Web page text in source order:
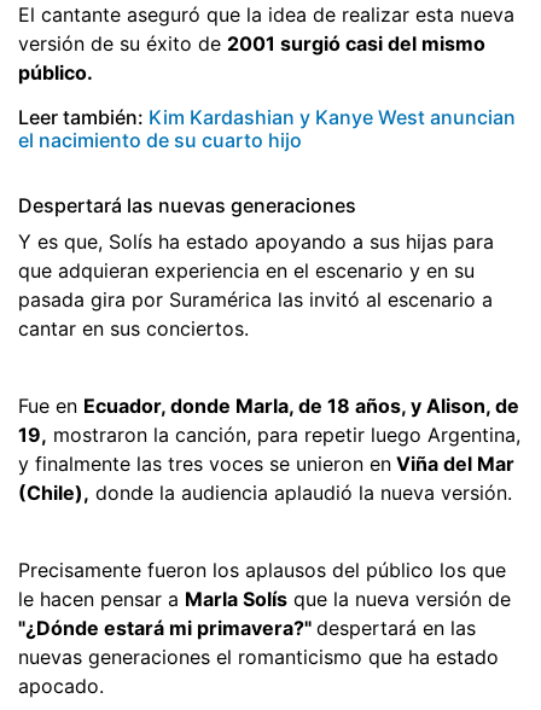
El cantante aseguró que la idea de realizar esta nueva
versión de su éxito de 2001 surgió casi del mismo
público.
Leer también: Kim Kardashian y Kanye West anuncian
el nacimiento de su cuarto hijo
Despertará las nuevas generaciones
Y es que, Solís ha estado apoyando a sus hijas para
que adquieran experiencia en el escenario y en su
pasada gira por Suramérica las invitó al escenario a
cantar en sus conciertos.
Fue en Ecuador, donde Marla, de 18 años, y Alison, de
19, mostraron la canción, para repetir luego Argentina,
y finalmente las tres voces se unieron en Viña del Mar
(Chile), donde la audiencia aplaudió la nueva versión.
Precisamente fueron los aplausos del público los que
le hacen pensar a Marla Solís que la nueva versión de
"¿Dónde estará mi primavera?" despertará en las
nuevas generaciones el romanticismo que ha estado
apocado.